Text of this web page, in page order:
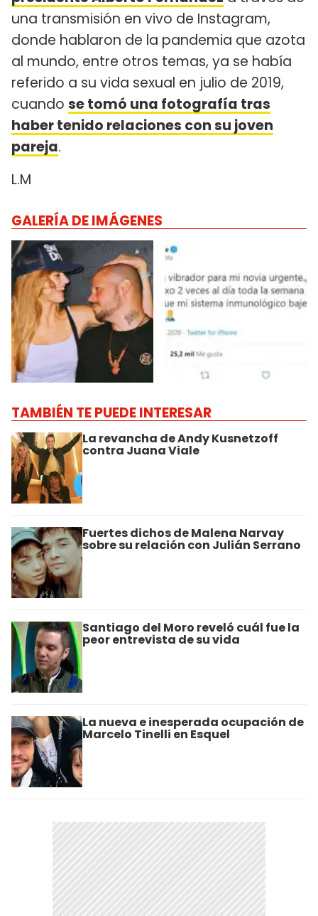
una transmisión en vivo de Instagram,
donde hablaron de la pandemia que azota
al mundo, entre otros temas, ya se había
referido a su vida sexual en julio de 2019,
cuando se tomó una fotografía tras
haber tenido relaciones con su joven
pareja.
L.M
GALERÍA DE IMÁGENES
TAMBIÉN TE PUEDE INTERESAR
La revancha de Andy Kusnetzoff
contra Juana Viale
Fuertes dichos de Malena Narvay
sobre su relación con Julián Serrano
Santiago del Moro reveló cuál fue la
peor entrevista de su vida
La nueva e inesperada ocupación de
Marcelo Tinelli en Esquel